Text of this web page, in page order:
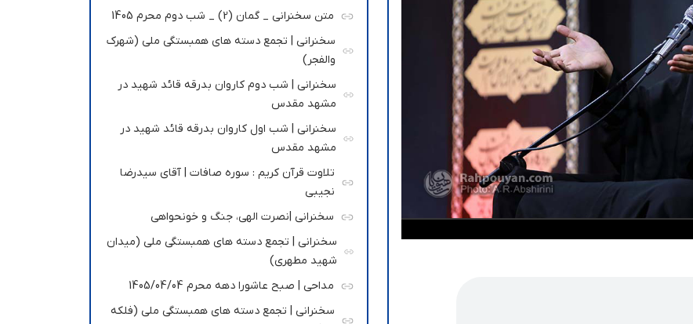
متن سخنرانی _ گمان (2) _ شب دوم محرم 1405
سخنرانی | تجمع دسته های همبستگی ملی (شهرک
والفجر)
سخنرانی | شب دوم کاروان بدرقه قائد شهید در
مشهد مقدس
سخنرانی | شب اول کاروان بدرقه قائد شهید در
مشهد مقدس
تلاوت قرآن کریم : سوره صافات | آقای سیدرضا
نجیبی
سخنرانی |نصرت الهی، جنگ و خونحواهی
سخنرانی | تجمع دسته های همبستگی ملی (میدان
شهید مطهری)
مداحی | صبح عاشورا دهه محرم 1405/04/04
سخنرانی | تجمع دسته های همبستگی ملی (فلکه